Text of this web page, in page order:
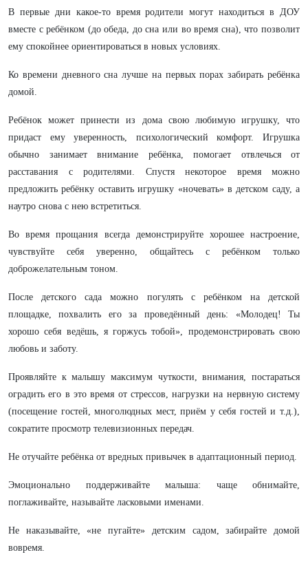
В первые дни какое-то время родители могут находиться в ДОУ
вместе с ребёнком (до обеда, до сна или во время сна), что позволит
ему спокойнее ориентироваться в новых условиях.
Ко времени дневного сна лучше на первых порах забирать ребёнка
домой.
Ребёнок может принести из дома свою любимую игрушку, что
придаст ему уверенность, психологический комфорт. Игрушка
обычно занимает внимание ребёнка, помогает отвлечься от
расставания с родителями. Спустя некоторое время можно
предложить ребёнку оставить игрушку «ночевать» в детском саду, а
наутро снова с нею встретиться.
Во время прощания всегда демонстрируйте хорошее настроение,
чувствуйте себя уверенно, общайтесь с ребёнком только
доброжелательным тоном.
После детского сада можно погулять с ребёнком на детской
площадке, похвалить его за проведённый день: «Молодец! Ты
хорошо себя ведёшь, я горжусь тобой», продемонстрировать свою
любовь и заботу.
Проявляйте к малышу максимум чуткости, внимания, постараться
оградить его в это время от стрессов, нагрузки на нервную систему
(посещение гостей, многолюдных мест, приём у себя гостей и т.д.),
сократите просмотр телевизионных передач.
Не отучайте ребёнка от вредных привычек в адаптационный период.
Эмоционально поддерживайте малыша: чаще обнимайте,
поглаживайте, называйте ласковыми именами.
Не наказывайте, «не пугайте» детским садом, забирайте домой
вовремя.